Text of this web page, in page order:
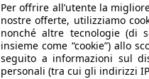
Per offrire all’utente la
nostre offerte, utilizziamo
nonché altre tecnologie (di
insieme come “cookie”) allo
seguito a informazioni sul
personali (tra cui gli indirizzi